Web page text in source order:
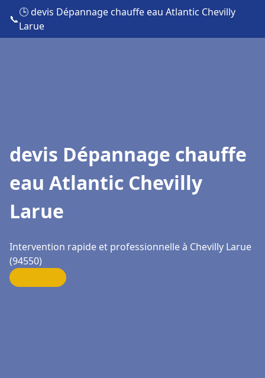
📞
🕒 devis Dépannage chauffe eau Atlantic Chevilly
Larue
devis Dépannage chauffe
eau Atlantic Chevilly
Larue
Intervention rapide et professionnelle à Chevilly Larue
(94550)